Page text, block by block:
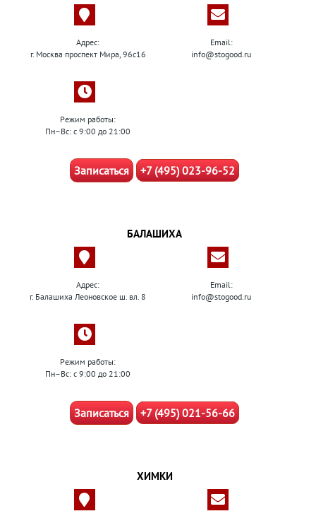
Адрес:
г. Москва проспект Мира, 96с16
Email:
info@stogood.ru
Режим работы:
Пн–Вс: с 9:00 до 21:00
Записаться +7 (495) 023-96-52
БАЛАШИХА
Адрес:
г. Балашиха Леоновское ш. вл. 8
Email:
info@stogood.ru
Режим работы:
Пн–Вс: с 9:00 до 21:00
Записаться +7 (495) 021-56-66
ХИМКИ